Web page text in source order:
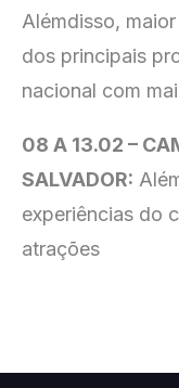
Alémdisso,
dos principais
nacional com
08 A 13.02 –
SALVADOR:
experiências do
atrações